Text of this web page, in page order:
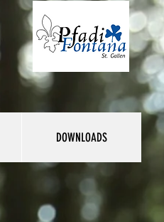
DOWNLOADS